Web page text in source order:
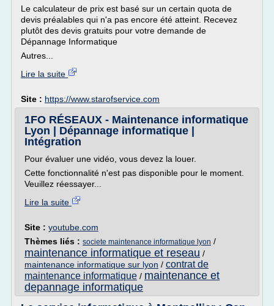
Le calculateur de prix est basé sur un certain quota de
devis préalables qui n'a pas encore été atteint. Recevez
plutôt des devis gratuits pour votre demande de
Dépannage Informatique
Autres...
Lire la suite
Site : https://www.starofservice.com
1FO RÉSEAUX - Maintenance informatique
Lyon | Dépannage informatique |
Intégration
Pour évaluer une vidéo, vous devez la louer.
Cette fonctionnalité n'est pas disponible pour le moment.
Veuillez réessayer...
Lire la suite
Site : youtube.com
Thèmes liés : societe maintenance informatique lyon /
maintenance informatique et reseau /
maintenance informatique sur lyon / contrat de
maintenance informatique / maintenance et
depannage informatique